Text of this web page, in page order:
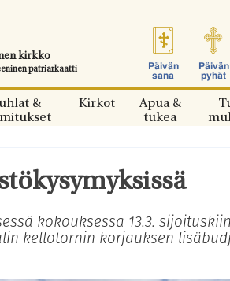
kirkko
patriarkaatti
Päivän
sana
Päivän
pyhät
&
Kirkot
Apua &
tukea
kokouksessa 13.3.
kellotornin korjauksen